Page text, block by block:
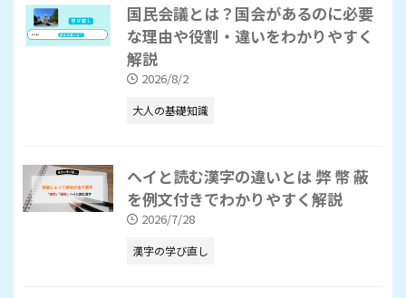
国民会議とは？国会があるのに必要
な理由や役割・違いをわかりやすく
解説
2026/8/2
大人の基礎知識
ヘイと読む漢字の違いとは 弊 幣 蔽
を例文付きでわかりやすく解説
2026/7/28
漢字の学び直し